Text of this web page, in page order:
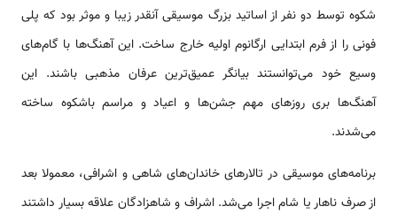
شکوه توسط دو نفر از اساتید بزرگ موسیقی آنقدر زیبا و موثر بود که پلی
فونی را از فرم ابتدایی ارگانوم اولیه خارج ساخت. این آهنگ‌ها با گام‌های
وسیع خود می‌توانستند بیانگر عمیق‌ترین عرفان مذهبی باشند. این
آهنگ‌ها بری روزهای مهم جشن‌ها و اعیاد و مراسم باشکوه ساخته
می‌شدند.
برنامه‌های موسیقی در تالارهای خاندان‌های شاهی و اشرافی، معمولا بعد
از صرف ناهار یا شام اجرا می‌شد. اشراف و شاهزادگان علاقه بسیار داشتند